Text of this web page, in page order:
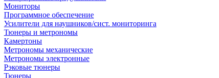
Мониторы
Программное обеспечение
Усилители для наушников/сист. мониторинга
Тюнеры и метрономы
Камертоны
Метрономы механические
Метрономы электронные
Рэковые тюнеры
Тюнеры